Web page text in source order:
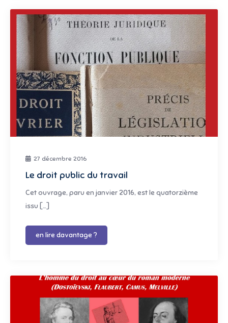
27 décembre 2016
Le droit public du travail
Cet ouvrage, paru en janvier 2016, est le quatorzième
issu […]
en lire davantage ?